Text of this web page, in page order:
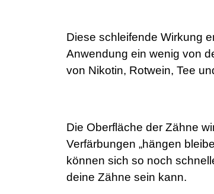
Diese schleifende Wirkung
Anwendung ein wenig von
von Nikotin, Rotwein, Tee
Die Oberfläche der Zähne
Verfärbungen „hängen
können sich so noch
deine Zähne sein kann.